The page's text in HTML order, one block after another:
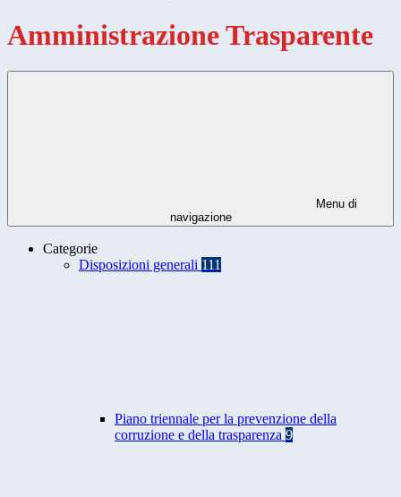
Amministrazione Trasparente
Menu di
navigazione
Categorie
Disposizioni generali 111
Piano triennale per la prevenzione della
corruzione e della trasparenza 9